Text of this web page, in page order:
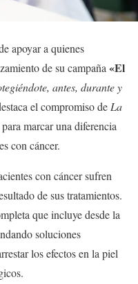
apoyar a quienes
de su campaña «El
antes, durante y
el compromiso de La
marcar una diferencia
con cáncer.
con cáncer sufren
de sus tratamientos.
que incluye desde la
soluciones
los efectos en la piel